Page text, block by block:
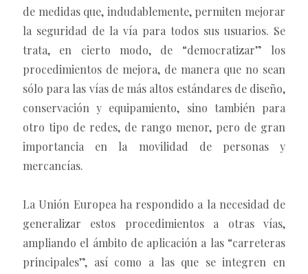
de medidas que, indudablemente, permiten mejorar
la seguridad de la vía para todos sus usuarios. Se
trata, en cierto modo, de “democratizar” los
procedimientos de mejora, de manera que no sean
sólo para las vías de más altos estándares de diseño,
conservación y equipamiento, sino también para
otro tipo de redes, de rango menor, pero de gran
importancia en la movilidad de personas y
mercancías.
La Unión Europea ha respondido a la necesidad de
generalizar estos procedimientos a otras vías,
ampliando el ámbito de aplicación a las “carreteras
principales”, así como a las que se integren en